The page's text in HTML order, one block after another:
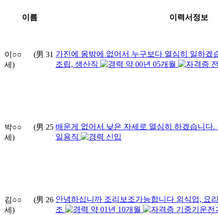
이름 이력서정보
이○○ (男 31
세)
가진에 몸밖에 없어서 누구보다 열심히 일하겠
조립, 생산직
약 00년 05개월
박○○ (男 25
세)
배운게 없어서 낮은 자세로 열심히 하겠습니다.
일용직
신입
김○○ (男 26
세)
안녕하십니까 조리보조가능합니다 외식업, 요
조
약 01 년 10개월 기중기운전